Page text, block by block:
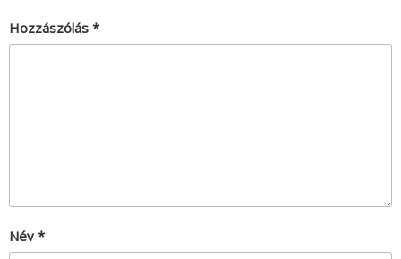
Hozzászólás *
Név *